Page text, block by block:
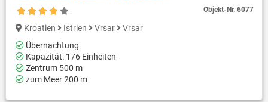
Objekt-Nr.6077
Kroatien Istrien Vrsar
Vrsar
Übernachtung
Kapazität: 176 Einheiten
Zentrum 500 m
zum Meer 200 m